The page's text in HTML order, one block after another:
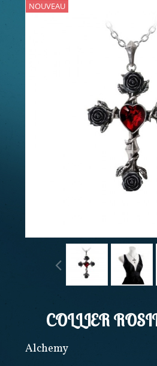
NOUVEAU
COLLIER
Alchemy